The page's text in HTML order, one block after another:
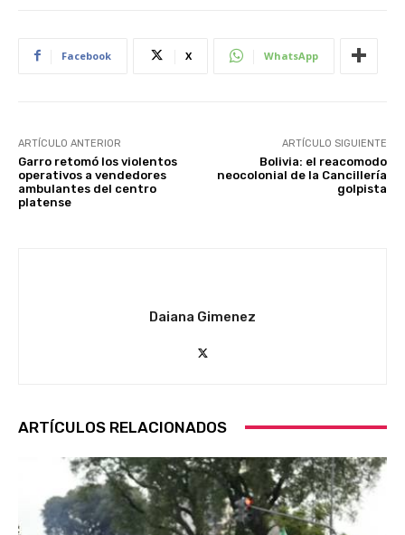
Facebook X WhatsApp
ARTÍCULO ANTERIOR
Garro retomó los violentos
operativos a vendedores
ambulantes del centro
platense
ARTÍCULO SIGUIENTE
Bolivia: el reacomodo
neocolonial de la Cancillería
golpista
Daiana Gimenez
ARTÍCULOS RELACIONADOS